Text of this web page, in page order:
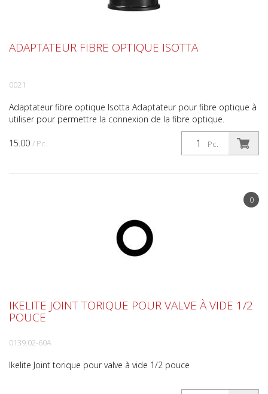
15.00 / Pc. Pc.
ADAPTATEUR FIBRE OPTIQUE ISOTTA
0021
Adaptateur fibre optique Isotta Adaptateur pour fibre optique à
utiliser pour permettre la connexion de la fibre optique.
Données techniques Matière plastique Compatibil...
0
IKELITE JOINT TORIQUE POUR VALVE À VIDE 1/2
POUCE
0139.02-60A
Ikelite Joint torique pour valve à vide 1/2 pouce